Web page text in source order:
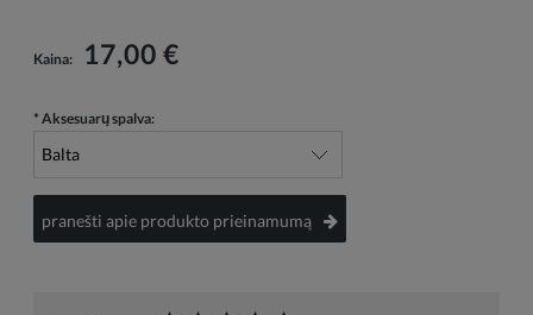
Kaina: 17,00 €
* Aksesuarų spalva:
pranešti apie produkto prieinamumą